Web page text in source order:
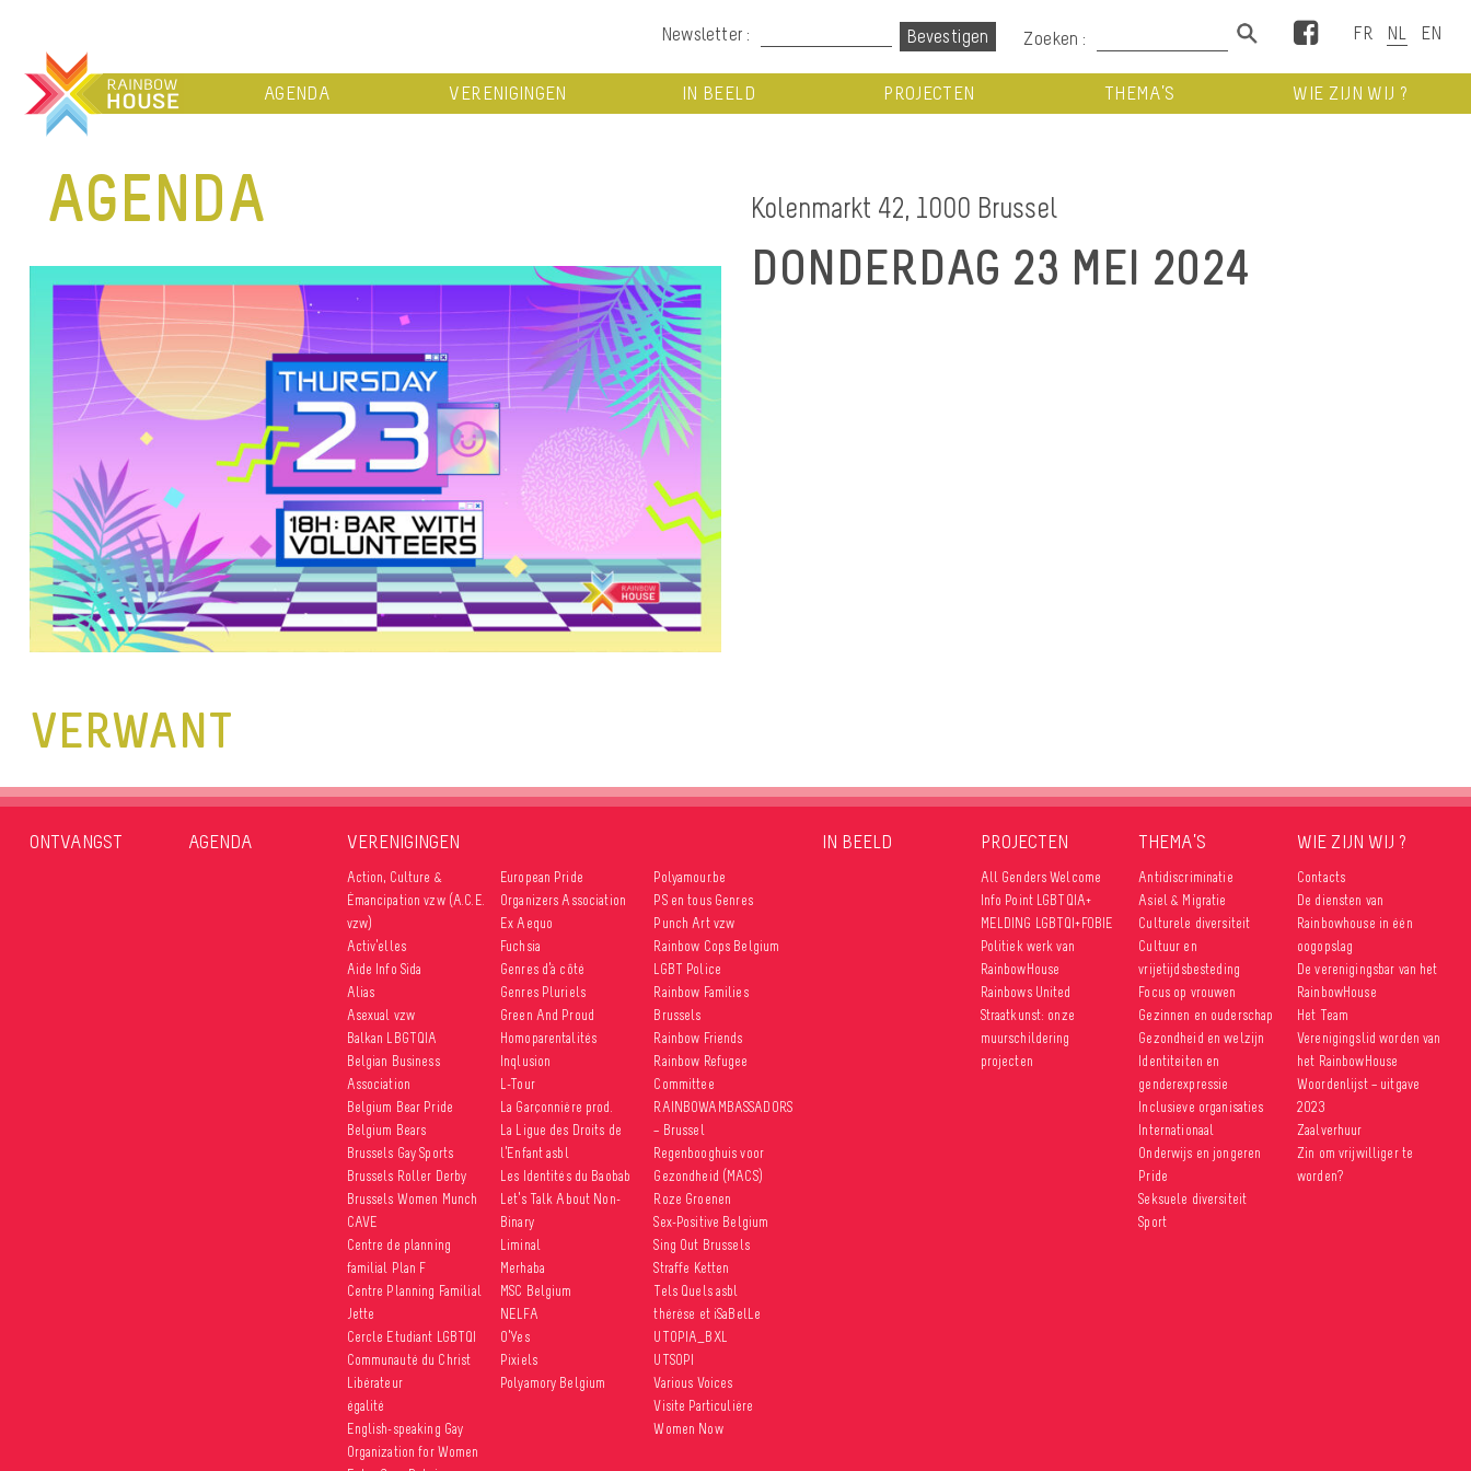
Newsletter : Zoeken : Facebook
AGENDA VERENIGINGEN IN BEELD PROJECTEN THEMA’S WIE ZIJN WIJ ?
AGENDA Kolenmarkt 42, 1000 Brussel
DONDERDAG 23 MEI 2024
VERWANT
ONTVANGST AGENDA VERENIGINGEN
Action, Culture &
Émancipation vzw (A.C.E.
vzw)
Activ’elles
Aide Info Sida
Alias
Asexual vzw
Balkan LBGTQIA
Belgian Business
Association
Belgium Bear Pride
Belgium Bears
Brussels Gay Sports
Brussels Roller Derby
Brussels Women Munch
CAVE
Centre de planning
familial Plan F
Centre Planning Familial
Jette
Cercle Etudiant LGBTQI
Communauté du Christ
Libérateur
égalité
English-speaking Gay
Organization for Women
European Pride
Organizers Association
Ex Aequo
Fuchsia
Genres d’à côté
Genres Pluriels
Green And Proud
Homoparentalités
Inqlusion
L-Tour
La Garçonnière prod.
La Ligue des Droits de
l’Enfant asbl
Les Identités du Baobab
Let’s Talk About Non-
Binary
Liminal
Merhaba
MSC Belgium
NELFA
O’Yes
Pixiels
Polyamory Belgium
Polyamour.be
PS en tous Genres
Punch Art vzw
Rainbow Cops Belgium
LGBT Police
Rainbow Families
Brussels
Rainbow Friends
Rainbow Refugee
Committee
RAINBOWAMBASSADORS
– Brussel
Regenbooghuis voor
Gezondheid (MACS)
Roze Groenen
Sex-Positive Belgium
Sing Out Brussels
Straffe Ketten
Tels Quels asbl
thérèse et iSaBelLe
UTOPIA_BXL
UTSOPI
Various Voices
Visite Particulière
Women Now
IN BEELD PROJECTEN
All Genders Welcome
Info Point LGBTQIA+
MELDING LGBTQI+FOBIE
Politiek werk van
RainbowHouse
Rainbows United
Straatkunst: onze
muurschildering
projecten
THEMA’S
Antidiscriminatie
Asiel & Migratie
Culturele diversiteit
Cultuur en
vrijetijdsbesteding
Focus op vrouwen
Gezinnen en ouderschap
Gezondheid en welzijn
Identiteiten en
genderexpressie
Inclusieve organisaties
Internationaal
Onderwijs en jongeren
Pride
Seksuele diversiteit
Sport
WIE ZIJN WIJ ?
Contacts
De diensten van
Rainbowhouse in één
oogopslag
De verenigingsbar van het
RainbowHouse
Het Team
Verenigingslid worden van
het RainbowHouse
Woordenlijst – uitgave
2023
Zaalverhuur
Zin om vrijwilliger te
worden?